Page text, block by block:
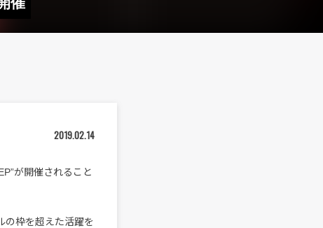
2019.02.14
が開催されること
の枠を超えた活躍を